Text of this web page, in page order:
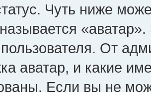
Чуть ниже
От
аватар, и какие
Если вы не